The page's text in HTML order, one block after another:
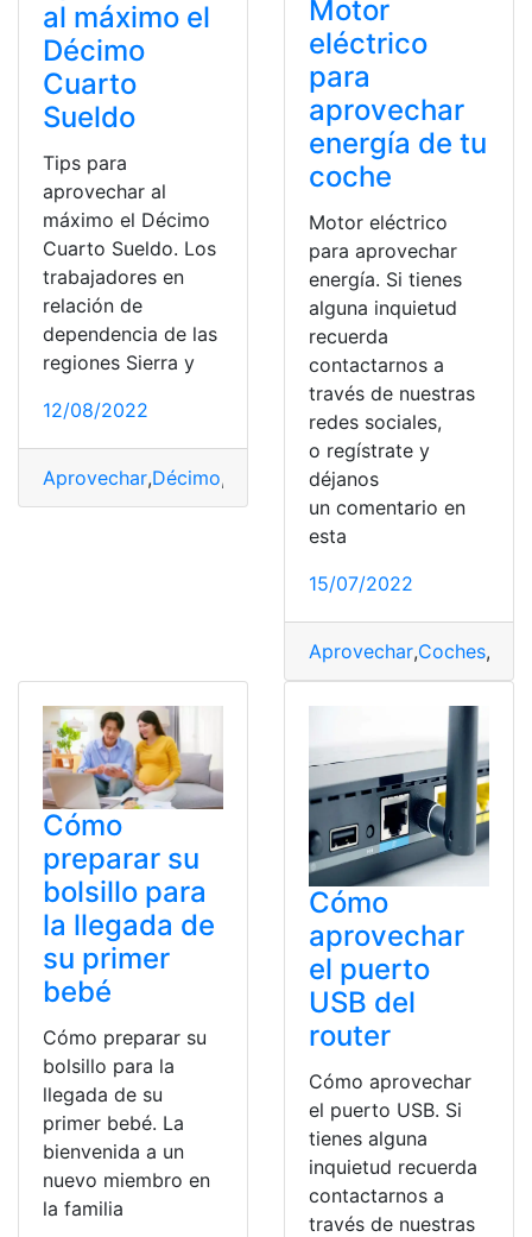
al máximo el
Décimo
Cuarto
Sueldo
Tips para
aprovechar al
máximo el Décimo
Cuarto Sueldo. Los
trabajadores en
relación de
dependencia de las
regiones Sierra y
12/08/2022
Aprovechar,Décimo, Décimo cuarto sueldo
Motor
eléctrico
para
aprovechar
energía de tu
coche
Motor eléctrico
para aprovechar
energía. Si tienes
alguna inquietud
recuerda
contactarnos a
través de nuestras
redes sociales,
o regístrate y
déjanos
un comentario en
esta
15/07/2022
Aprovechar,Coches,
Cómo
preparar su
bolsillo para
la llegada de
su primer
bebé
Cómo preparar su
bolsillo para la
llegada de su
primer bebé. La
bienvenida a un
nuevo miembro en
la familia
Cómo
aprovechar
el puerto
USB del
router
Cómo aprovechar
el puerto USB. Si
tienes alguna
inquietud recuerda
contactarnos a
través de nuestras